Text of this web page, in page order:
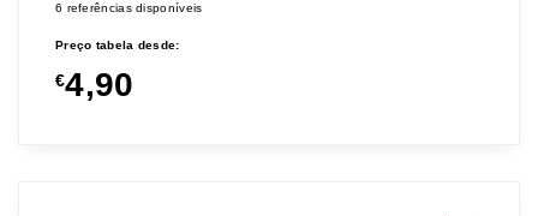
6 referências disponíveis
Preço tabela desde:
€4,90